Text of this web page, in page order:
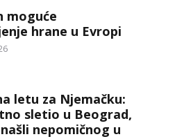
moguće
hrane u Evropi
letu za Njemačku:
sletio u Beograd,
nepomičnog u